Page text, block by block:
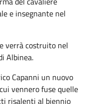
e insegnante nel
verrà costruito nel
Albinea.
Capanni un nuovo
vennero fuse quelle
risalenti al biennio